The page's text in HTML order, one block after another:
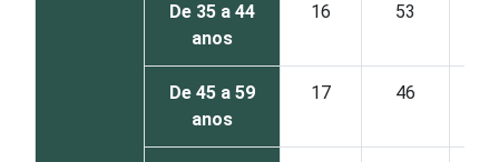
De 35 a 44
anos
16 53
De 45 a 59
anos
17 46